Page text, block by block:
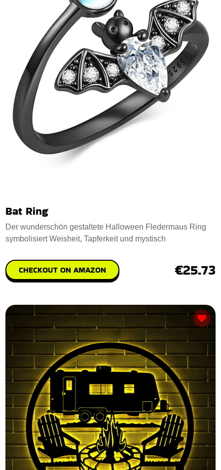
Bat Ring
Der wunderschön gestaltete Halloween Fledermaus Ring
symbolisiert Weisheit, Tapferkeit und mystisch
CHECKOUT ON AMAZON €25.73